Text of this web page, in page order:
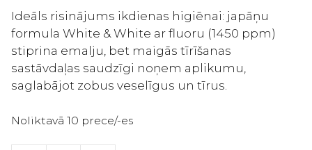
Ideāls risinājums ikdienas higiēnai: japāņu
formula White & White ar fluoru (1450 ppm)
stiprina emalju, bet maigās tīrīšanas
sastāvdaļas saudzīgi noņem aplikumu,
saglabājot zobus veselīgus un tīrus.
Noliktavā 10 prece/-es